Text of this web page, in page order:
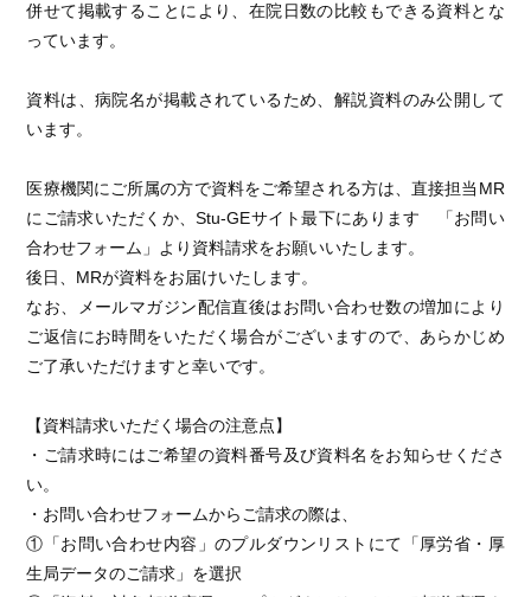
併せて掲載することにより、在院日数の比較もできる資料とな
っています。
資料は、病院名が掲載されているため、解説資料のみ公開して
います。
医療機関にご所属の方で資料をご希望される方は、直接担当MR
にご請求いただくか、Stu-GEサイト最下にあります 「お問い
合わせフォーム」より資料請求をお願いいたします。
後日、MRが資料をお届けいたします。
なお、メールマガジン配信直後はお問い合わせ数の増加により
ご返信にお時間をいただく場合がございますので、あらかじめ
ご了承いただけますと幸いです。
【資料請求いただく場合の注意点】
・ご請求時にはご希望の資料番号及び資料名をお知らせくださ
い。
・お問い合わせフォームからご請求の際は、
①「お問い合わせ内容」のプルダウンリストにて「厚労省・厚
生局データのご請求」を選択